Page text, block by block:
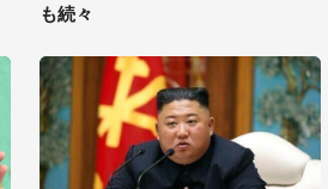
も続々